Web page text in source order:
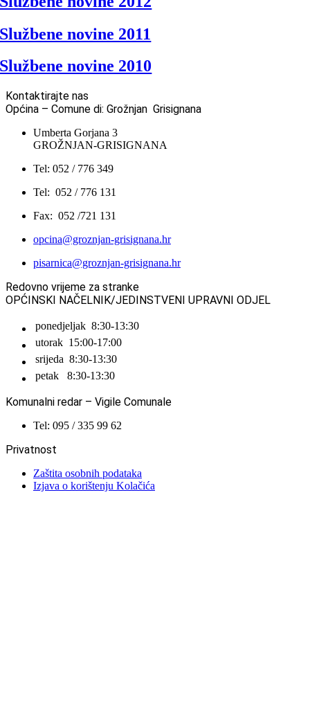
Službene novine 2011
Službene novine 2010
Kontaktirajte nas
Općina – Comune di: Grožnjan Grisignana
Umberta Gorjana 3
GROŽNJAN-GRISIGNANA
Tel: 052 / 776 349
Tel: 052 / 776 131
Fax: 052 /721 131
opcina@groznjan-grisignana.hr
pisarnica@groznjan-grisignana.hr
Redovno vrijeme za stranke
OPĆINSKI NAČELNIK/JEDINSTVENI UPRAVNI ODJEL
ponedjeljak 8:30-13:30
utorak 15:00-17:00
srijeda 8:30-13:30
petak
8:30-13:30
Komunalni redar – Vigile Comunale
Tel: 095 / 335 99 62
Privatnost
Zaštita osobnih podataka
Izjava o korištenju Kolačića